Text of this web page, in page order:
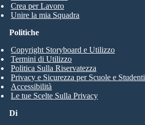
Crea per Lavoro
Unire la mia Squadra
Di
Politiche
Copyright Storyboard e Utilizzo
Termini di Utilizzo
Politica Sulla Riservatezza
Privacy e Sicurezza per Scuole e Studenti
Accessibilità
Le tue Scelte Sulla Privacy